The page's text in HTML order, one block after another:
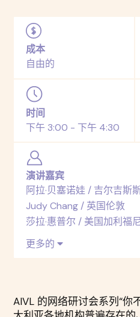
成本
自由的
时间
下午 3:00 - 下午 4:30
演讲嘉宾
阿拉·贝塞诺娃 / 吉尔吉斯
Judy Chang / 英国伦敦
莎拉·惠普尔 / 美国加利福
更多的
AIVL 的网络研讨会系列“你